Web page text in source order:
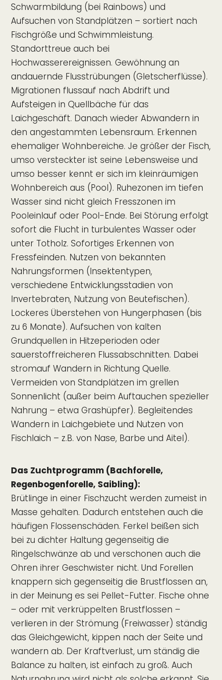
Schwarmbildung (bei Rainbows) und
Aufsuchen von Standplätzen – sortiert nach
Fischgröße und Schwimmleistung.
Standorttreue auch bei
Hochwasserereignissen. Gewöhnung an
andauernde Flusstrübungen (Gletscherflüsse).
Migrationen flussauf nach Abdrift und
Aufsteigen in Quellbäche für das
Laichgeschäft. Danach wieder Abwandern in
den angestammten Lebensraum. Erkennen
ehemaliger Wohnbereiche. Je größer der Fisch,
umso versteckter ist seine Lebensweise und
umso besser kennt er sich im kleinräumigen
Wohnbereich aus (Pool). Ruhezonen im tiefen
Wasser sind nicht gleich Fresszonen im
Pooleinlauf oder Pool-Ende. Bei Störung erfolgt
sofort die Flucht in turbulentes Wasser oder
unter Totholz. Sofortiges Erkennen von
Fressfeinden. Nutzen von bekannten
Nahrungsformen (Insektentypen,
verschiedene Entwicklungsstadien von
Invertebraten, Nutzung von Beutefischen).
Lockeres Überstehen von Hungerphasen (bis
zu 6 Monate). Aufsuchen von kalten
Grundquellen in Hitzeperioden oder
sauerstoffreicheren Flussabschnitten. Dabei
stromauf Wandern in Richtung Quelle.
Vermeiden von Standplätzen im grellen
Sonnenlicht (außer beim Auftauchen spezieller
Nahrung – etwa Grashüpfer). Begleitendes
Wandern in Laichgebiete und Nutzen von
Fischlaich – z.B. von Nase, Barbe und Aitel).
Das Zuchtprogramm (Bachforelle,
Regenbogenforelle, Saibling):
Brütlinge in einer Fischzucht werden zumeist in
Masse gehalten. Dadurch entstehen auch die
häufigen Flossenschäden. Ferkel beißen sich
bei zu dichter Haltung gegenseitig die
Ringelschwänze ab und verschonen auch die
Ohren ihrer Geschwister nicht. Und Forellen
knappern sich gegenseitig die Brustflossen an,
in der Meinung es sei Pellet-Futter. Fische ohne
– oder mit verkrüppelten Brustflossen –
verlieren in der Strömung (Freiwasser) ständig
das Gleichgewicht, kippen nach der Seite und
wandern ab. Der Kraftverlust, um ständig die
Balance zu halten, ist einfach zu groß. Auch